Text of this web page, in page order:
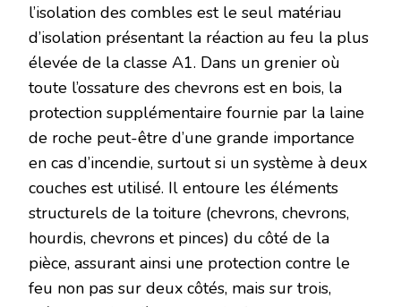
l’isolation des combles est le seul matériau
d’isolation présentant la réaction au feu la plus
élevée de la classe A1. Dans un grenier où
toute l’ossature des chevrons est en bois, la
protection supplémentaire fournie par la laine
de roche peut-être d’une grande importance
en cas d’incendie, surtout si un système à deux
couches est utilisé. Il entoure les éléments
structurels de la toiture (chevrons, chevrons,
hourdis, chevrons et pinces) du côté de la
pièce, assurant ainsi une protection contre le
feu non pas sur deux côtés, mais sur trois,